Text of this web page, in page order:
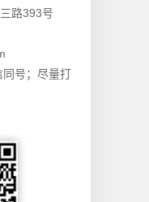
路393号
号；尽量打